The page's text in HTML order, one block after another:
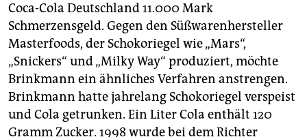
genossenschaft
epaper login
Coca-Cola Deutschland 11.000 Mark
Schmerzensgeld. Gegen den Süßwarenhersteller
Masterfoods, der Schokoriegel wie „Mars“,
„Snickers“ und „Milky Way“ produziert, möchte
Brinkmann ein ähnliches Verfahren anstrengen.
Brinkmann hatte jahrelang Schokoriegel verspeist
und Cola getrunken. Ein Liter Cola enthält 120
Gramm Zucker. 1998 wurde bei dem Richter